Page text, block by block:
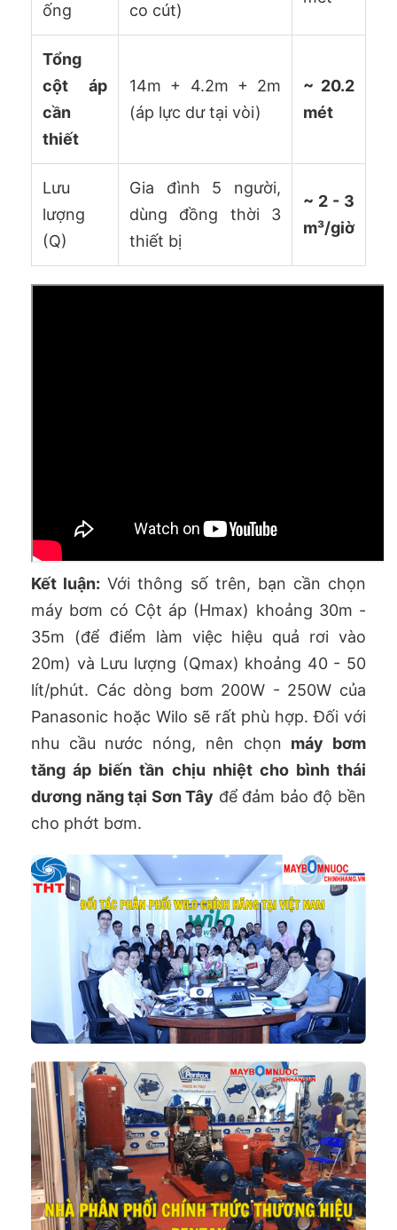
ống co cút)
Tổng
cột áp
cần
thiết
14m + 4.2m + 2m
(áp lực dư tại vòi)
~ 20.2
mét
Lưu
lượng
(Q)
Gia đình 5 người,
dùng đồng thời 3
thiết bị
~ 2 - 3
m³/giờ
Kết luận: Với thông số trên, bạn cần chọn
máy bơm có Cột áp (Hmax) khoảng 30m -
35m (để điểm làm việc hiệu quả rơi vào
20m) và Lưu lượng (Qmax) khoảng 40 - 50
lít/phút. Các dòng bơm 200W - 250W của
Panasonic hoặc Wilo sẽ rất phù hợp. Đối với
nhu cầu nước nóng, nên chọn máy bơm
tăng áp biến tần chịu nhiệt cho bình thái
dương năng tại Sơn Tây để đảm bảo độ bền
cho phớt bơm.